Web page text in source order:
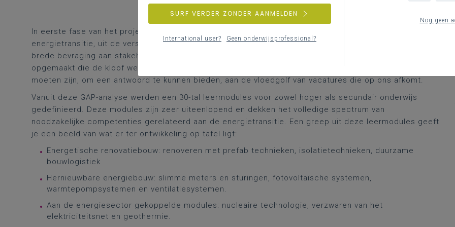
In eerste fase van het project Energie(k) Onderwijs werden de competentienoden, gekoppeld aan de
energietransitie, uit de verschillende sectoren, in kaart gebracht. Dit gebeurde voornamelijk vanuit een
brede bevraging aan stakeholders, sectororganisaties en bedrijven. Er werd een GAP-analyse
opgemaakt die de kloof weergeeft tussen, wat er reeds bestaat aan opleidingseenheden en wat er zou
moeten zijn, om een antwoord te kunnen bieden, aan de vloedgolf van vacatures die op ons afkomt.
Vanuit deze GAP-analyse werden een 30-tal leermodules voor zowel hoger als secundair onderwijs
gedefinieerd. Deze modules zijn zeer uiteenlopend en dekken het volledige spectrum van
noodzakelijke competenties gerelateerd aan de energietransitie. Een greep uit deze leermodules geeft
je een beeld van wat er ter ontwikkeling op tafel ligt:
Energetische renovatiebouw: renoveren met prefab technieken, isolatietechnieken, duurzame
bouwlogistiek
Hernieuwbare energiebouw: slimme meters en sturingen, fotovoltaïsche systemen,
warmtepompsystemen en ventilatiesystemen.
Aan de energiesector gekoppelde modules: nucleaire technologie, verzwaren van het
elektriciteitsnet en geothermie.
Nog geen
SURF VERDER ZONDER AANMELDEN
International user? Geen onderwijsprofessional?